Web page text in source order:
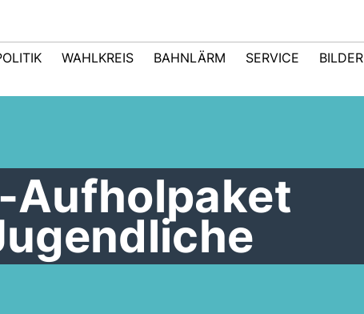
WAHLKREIS BAHNLÄRM SERVICE
BILDER
Aufholpaket